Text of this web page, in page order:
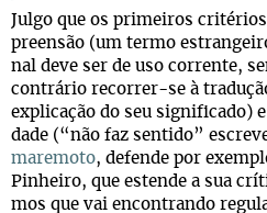
Julgo que os pri­mei­ros
pre­en­são (um termo
nal deve ser de uso cor­rente,
con­trá­rio recorrer-se à
expli­ca­ção do seu sig­ni­fi­cado)
dade (“não faz sen­tido”
mare­moto, defende por
Pinheiro, que estende a sua
mos que vai encon­trando